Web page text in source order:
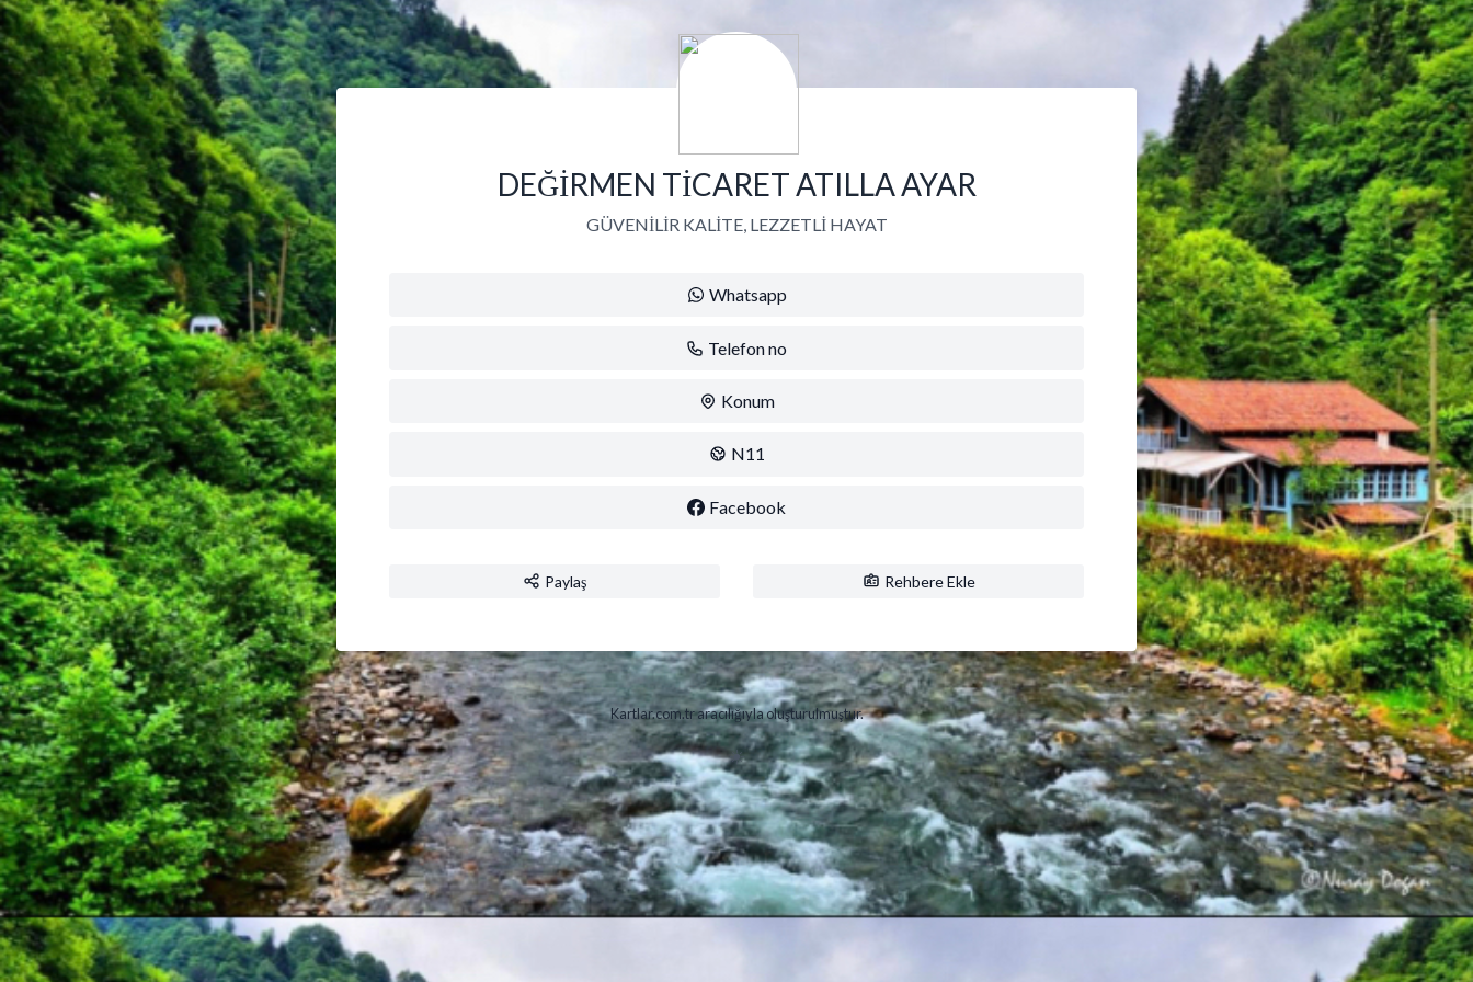
DEĞİRMEN TİCARET ATILLA AYAR
GÜVENİLİR KALİTE, LEZZETLİ HAYAT
Whatsapp
Telefon no
Konum
N11
Facebook
Paylaş Rehbere Ekle
Kartlar.com.tr aracılığıyla oluşturulmuştur.
☀️